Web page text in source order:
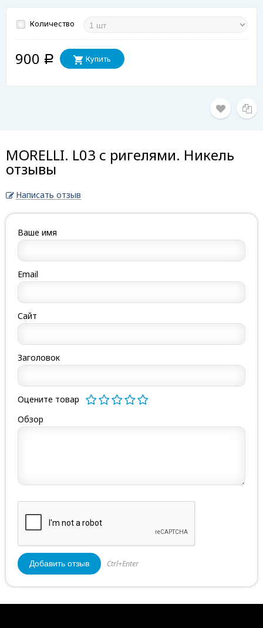
Количество
900 Р Купить
MORELLI. L03 с ригелями. Никель
отзывы
Написать отзыв
Ваше имя
Email
Сайт
Заголовок
Оцените товар
Обзор
Ctrl+Enter